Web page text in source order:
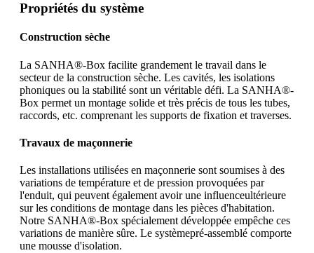
Propriétés du système
Construction sèche
La SANHA®-Box facilite grandement le travail dans le
secteur de la construction sèche. Les cavités, les isolations
phoniques ou la stabilité sont un véritable défi. La SANHA®-
Box permet un montage solide et très précis de tous les tubes,
raccords, etc. comprenant les supports de fixation et traverses.
Travaux de maçonnerie
Les installations utilisées en maçonnerie sont soumises à des
variations de température et de pression provoquées par
l'enduit, qui peuvent également avoir une influenceultérieure
sur les conditions de montage dans les pièces d'habitation.
Notre SANHA®-Box spécialement développée empêche ces
variations de manière sûre. Le systèmepré-assemblé comporte
une mousse d'isolation.